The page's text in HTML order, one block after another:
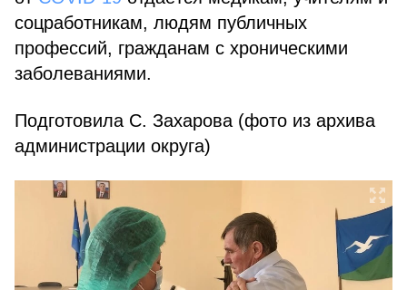
соцработникам, людям публичных
профессий, гражданам с хроническими
заболеваниями.
Подготовила С. Захарова (фото из архива
администрации округа)